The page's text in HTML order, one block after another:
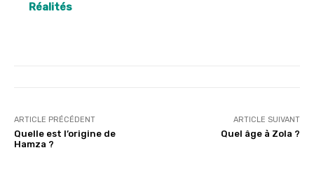
Réalités
ARTICLE PRÉCÉDENT
Quelle est l’origine de
Hamza ?
ARTICLE SUIVANT
Quel âge à Zola ?